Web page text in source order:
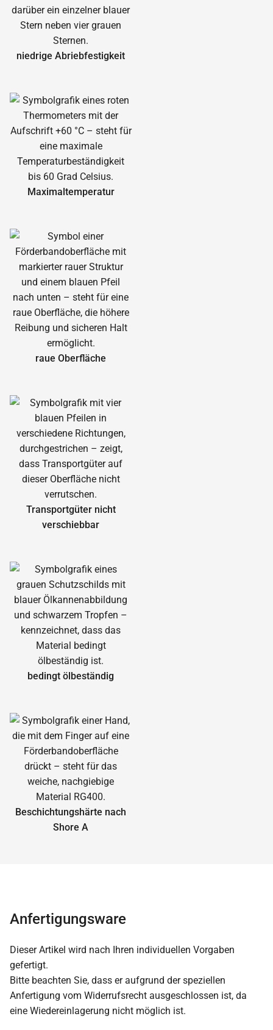
niedrige Abrieb­festigkeit
Maximal­temperatur
raue Oberfläche
Transportgüter nicht
verschiebbar
bedingt ölbeständig
Beschichtungshärte nach
Shore A
Anfertigungsware
Dieser Artikel wird nach Ihren individuellen Vorgaben
gefertigt.
Bitte beachten Sie, dass er aufgrund der speziellen
Anfertigung vom Widerrufsrecht ausgeschlossen ist, da
eine Wiedereinlagerung nicht möglich ist.